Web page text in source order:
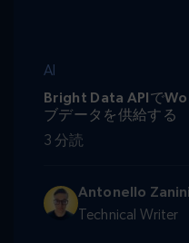
AI
Antonello Zanini
Technical Writer
Bright Data APIで
ブデータを供給する
3 分読